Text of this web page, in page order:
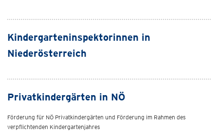
Kindergarteninspektorinnen in
Niederösterreich
Privatkindergärten in NÖ
Förderung für NÖ Privatkindergärten und Förderung im Rahmen des
verpflichtenden Kindergartenjahres